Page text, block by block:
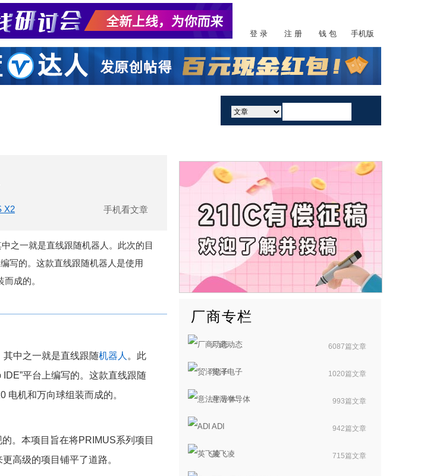
登 录 注 册 钱 包 手机版
X2 手机看文章
之一就是直线跟随机器人。此次的目
写的。这款直线跟随机器人是使用
成的。
中之一就是直线跟随机器人 。此
平台上编写的。这款直线跟随
电机和万向球组装而成的。
。本项目旨在将PRIMUS系列项目
高级的项目铺平了道路。
厂商专栏
厂商动态 6087篇文章
贸泽电子 1020篇文章
意法半导体 993篇文章
ADI 942篇文章
英飞凌 715篇文章